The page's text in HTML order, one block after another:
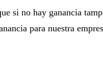
si no hay ganancia
para nuestra